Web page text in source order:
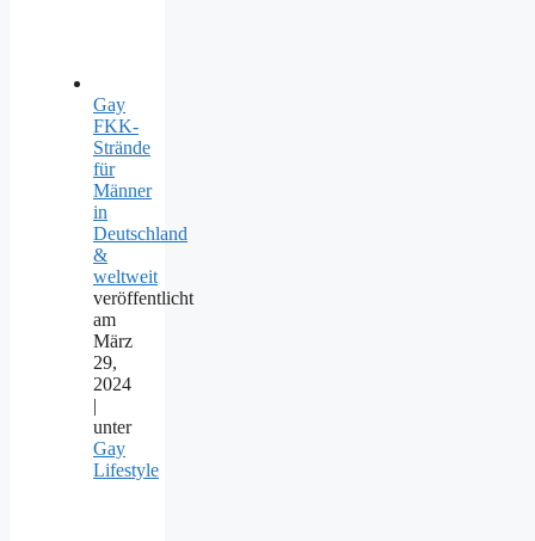
Gay
FKK-
Strände
für
Männer
in
Deutschland
&
weltweit
veröffentlicht
am
März
29,
2024
|
unter
Gay
Lifestyle